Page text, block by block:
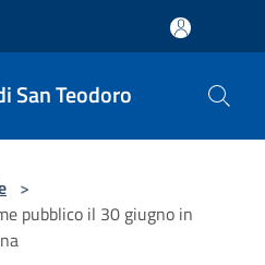
San Teodoro
>
pubblico il 30 giugno in